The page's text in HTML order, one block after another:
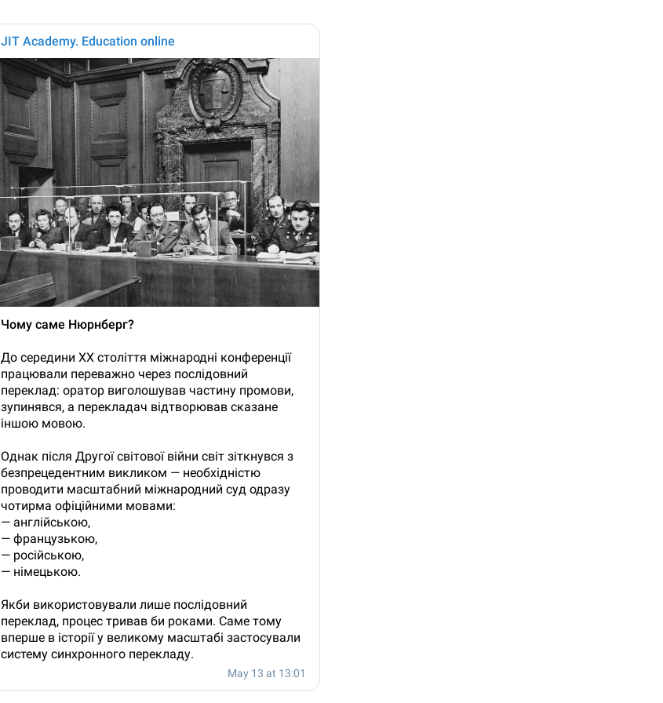
JIT Academy. Education online
Чому саме Нюрнберг?
До середини ХХ століття міжнародні конференції
працювали переважно через послідовний
переклад: оратор виголошував частину промови,
зупинявся, а перекладач відтворював сказане
іншою мовою.
Однак після Другої світової війни світ зіткнувся з
безпрецедентним викликом — необхідністю
проводити масштабний міжнародний суд одразу
чотирма офіційними мовами:
— англійською,
— французькою,
— російською,
— німецькою.
Якби використовували лише послідовний
переклад, процес тривав би роками. Саме тому
вперше в історії у великому масштабі застосували
систему синхронного перекладу.
May 13 at 13:01